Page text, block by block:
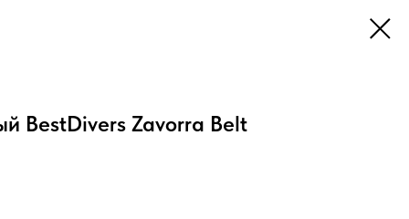
BestDivers Zavorra Belt